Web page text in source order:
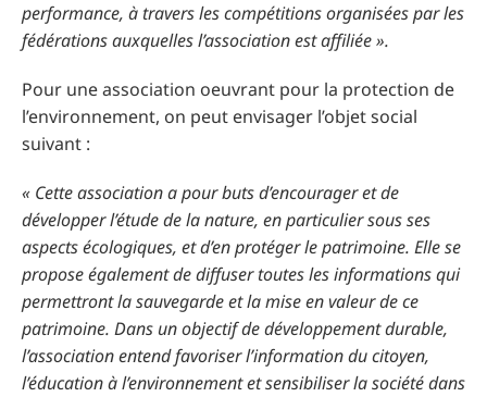
performance, à travers les compétitions organisées par les
fédérations auxquelles l’association est affiliée ».
Pour une association oeuvrant pour la protection de
l’environnement, on peut envisager l’objet social
suivant :
« Cette association a pour buts d’encourager et de
développer l’étude de la nature, en particulier sous ses
aspects écologiques, et d’en protéger le patrimoine. Elle se
propose également de diffuser toutes les informations qui
permettront la sauvegarde et la mise en valeur de ce
patrimoine. Dans un objectif de développement durable,
l’association entend favoriser l’information du citoyen,
l’éducation à l’environnement et sensibiliser la société dans